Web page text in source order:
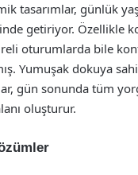
tasarımlar, günlük
getiriyor. Özellikle
oturumlarda bile
Yumuşak dokuya
gün sonunda tüm
oluşturur.